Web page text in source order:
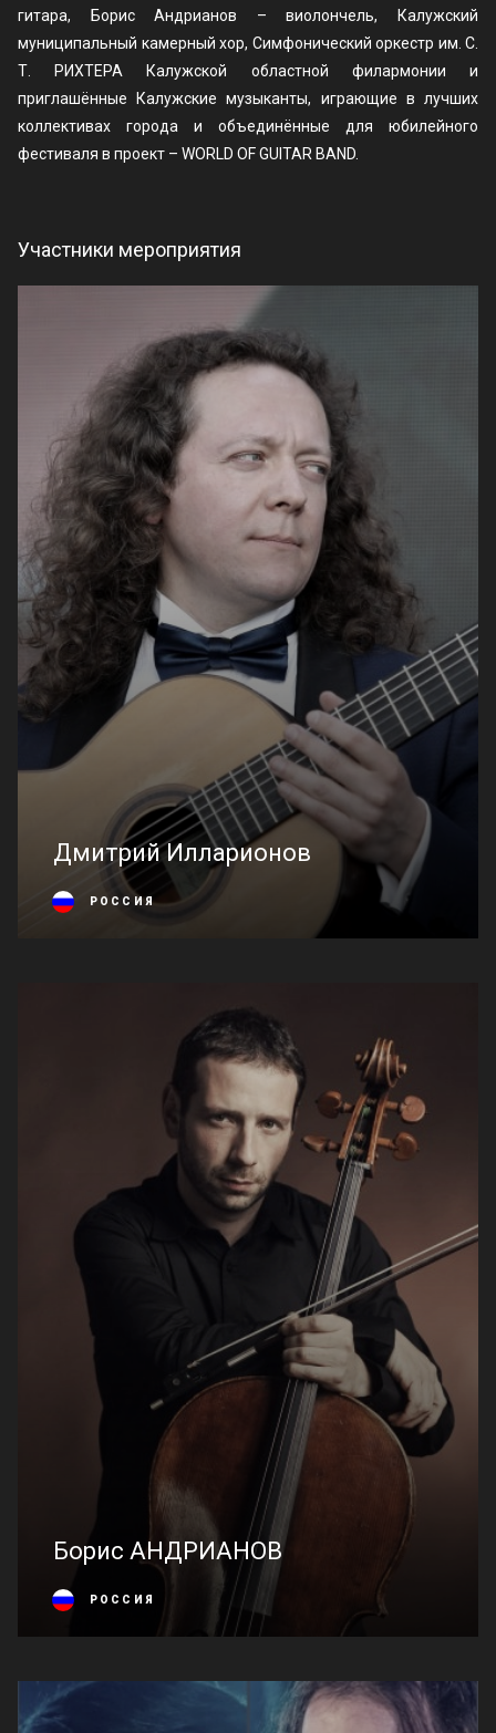
гитара, Борис Андрианов – виолончель, Калужский
муниципальный камерный хор, Симфонический оркестр им. С.
Т. РИХТЕРА Калужской областной филармонии и
приглашённые Калужские музыканты, играющие в лучших
коллективах города и объединённые для юбилейного
фестиваля в проект – WORLD OF GUITAR BAND.
Участники мероприятия
Дмитрий Илларионов
РОССИЯ
Борис АНДРИАНОВ
РОССИЯ